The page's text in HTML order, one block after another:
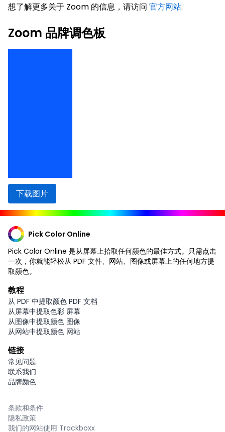
想了解更多关于 Zoom 的信息，请访问 官方网站.
Zoom 品牌调色板
下载图片
Pick Color Online
Pick Color Online 是从屏幕上拾取任何颜色的最佳方式。只需点击
一次，你就能轻松从 PDF 文件、网站、图像或屏幕上的任何地方提
取颜色。
教程
从 PDF 中提取颜色 PDF 文档
从屏幕中提取色彩 屏幕
从图像中提取颜色 图像
从网站中提取颜色 网站
链接
常见问题
联系我们
品牌颜色
条款和条件
隐私政策
我们的网站使用 Trackboxx